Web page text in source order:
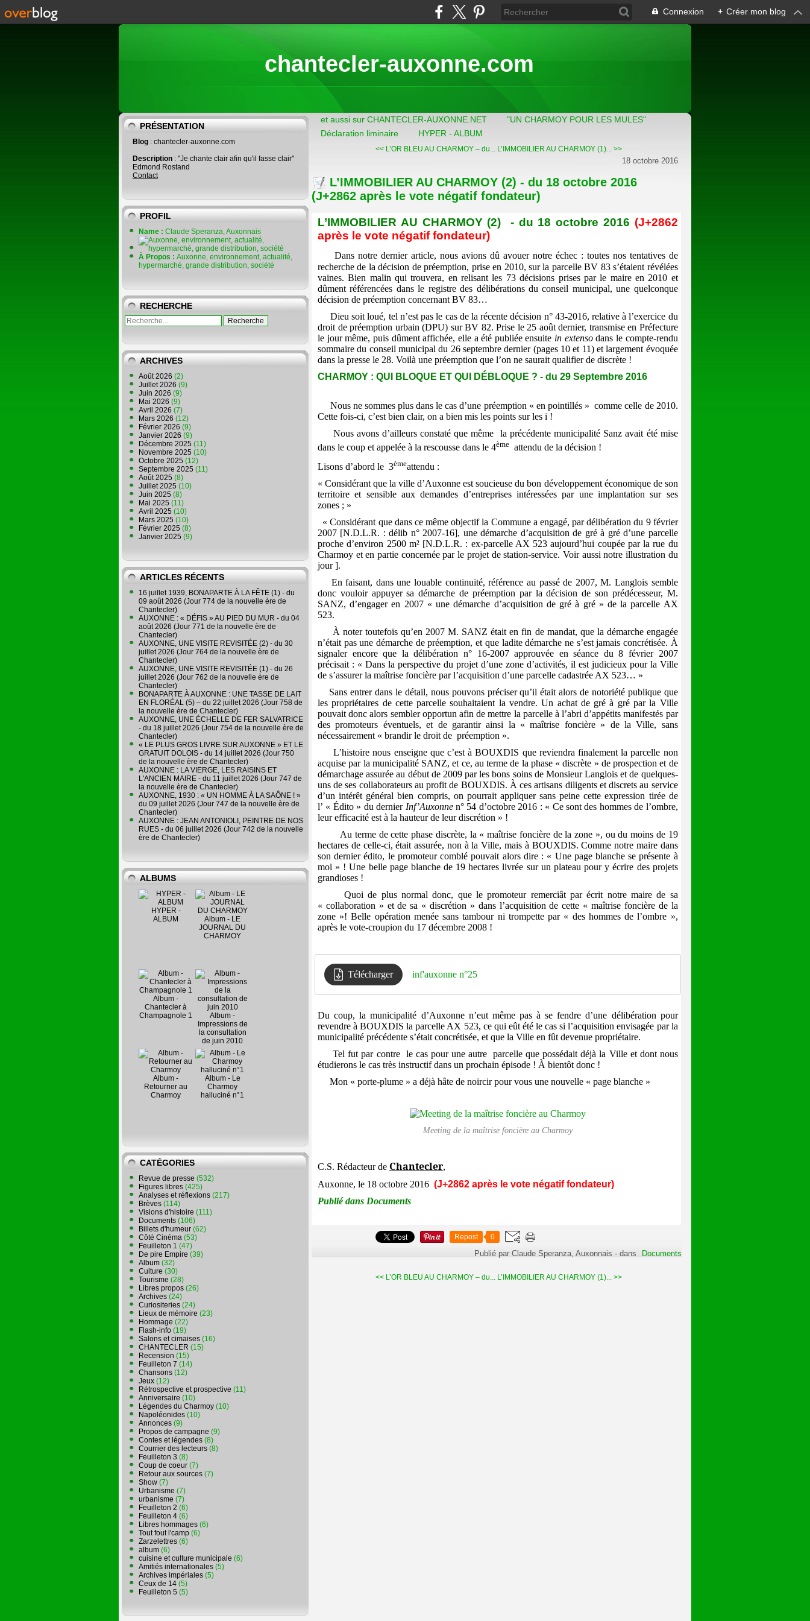
Connexion + Créer mon blog
chantecler-auxonne.com
PRÉSENTATION
Blog : chantecler-auxonne.com
Description : "Je chante clair afin qu'il fasse clair"
Edmond Rostand
Contact
PROFIL
Name : Claude Speranza, Auxonnais
À Propos : Auxonne, environnement, actualité,
hypermarché, grande distribution, société
RECHERCHE
ARCHIVES
Août 2026 (2)
Juillet 2026 (9)
Juin 2026 (9)
Mai 2026 (9)
Avril 2026 (7)
Mars 2026 (12)
Février 2026 (9)
Janvier 2026 (9)
Décembre 2025 (11)
Novembre 2025 (10)
Octobre 2025 (12)
Septembre 2025 (11)
Août 2025 (8)
Juillet 2025 (10)
Juin 2025 (8)
Mai 2025 (11)
Avril 2025 (10)
Mars 2025 (10)
Février 2025 (8)
Janvier 2025 (9)
ARTICLES RÉCENTS
16 juillet 1939, BONAPARTE À LA FÊTE (1) - du
09 août 2026 (Jour 774 de la nouvelle ère de
Chantecler)
AUXONNE : « DÉFIS » AU PIED DU MUR - du 04
août 2026 (Jour 771 de la nouvelle ère de
Chantecler)
AUXONNE, UNE VISITE REVISITÉE (2) - du 30
juillet 2026 (Jour 764 de la nouvelle ère de
Chantecler)
AUXONNE, UNE VISITE REVISITÉE (1) - du 26
juillet 2026 (Jour 762 de la nouvelle ère de
Chantecler)
BONAPARTE À AUXONNE : UNE TASSE DE LAIT
EN FLORÉAL (5) – du 22 juillet 2026 (Jour 758 de
la nouvelle ère de Chantecler)
AUXONNE, UNE ÉCHELLE DE FER SALVATRICE
- du 18 juillet 2026 (Jour 754 de la nouvelle ère de
Chantecler)
« LE PLUS GROS LIVRE SUR AUXONNE » ET LE
GRATUIT DOLOIS - du 14 juillet 2026 (Jour 750
de la nouvelle ère de Chantecler)
AUXONNE : LA VIERGE, LES RAISINS ET
L'ANCIEN MAIRE - du 11 juillet 2026 (Jour 747 de
la nouvelle ère de Chantecler)
AUXONNE, 1930 : « UN HOMME À LA SAÔNE ! »
du 09 juillet 2026 (Jour 747 de la nouvelle ère de
Chantecler)
AUXONNE : JEAN ANTONIOLI, PEINTRE DE NOS
RUES - du 06 juillet 2026 (Jour 742 de la nouvelle
ère de Chantecler)
ALBUMS
HYPER -
ALBUM
Album - LE
JOURNAL DU
CHARMOY
Album -
Chantecler à
Champagnole 1
Album -
Impressions de
la consultation
de juin 2010
Album -
Retourner au
Charmoy
Album - Le
Charmoy
halluciné n°1
CATÉGORIES
Revue de presse (532)
Figures libres (425)
Analyses et réflexions (217)
Brèves (114)
Visions d'histoire (111)
Documents (106)
Billets d'humeur (62)
Côté Cinéma (53)
Feuilleton 1 (47)
De pire Empire (39)
Album (32)
Culture (30)
Tourisme (28)
Libres propos (26)
Archives (24)
Curiositeries (24)
Lieux de mémoire (23)
Hommage (22)
Flash-info (19)
Salons et cimaises (16)
CHANTECLER (15)
Recension (15)
Feuilleton 7 (14)
Chansons (12)
Jeux (12)
Rétrospective et prospective (11)
Anniversaire (10)
Légendes du Charmoy (10)
Napoléonides (10)
Annonces (9)
Propos de campagne (9)
Contes et légendes (8)
Courrier des lecteurs (8)
Feuilleton 3 (8)
Coup de coeur (7)
Retour aux sources (7)
Show (7)
Urbanisme (7)
urbanisme (7)
Feuilleton 2 (6)
Feuilleton 4 (6)
Libres hommages (6)
Tout fout l'camp (6)
Zarzelettres (6)
album (6)
cuisine et culture municipale (6)
Amitiés internationales (5)
Archives impériales (5)
Ceux de 14 (5)
Feuilleton 5 (5)
et aussi sur CHANTECLER-AUXONNE.NET
"UN CHARMOY POUR LES MULES"
Déclaration liminaire
HYPER - ALBUM
<< L’OR BLEU AU CHARMOY – du... L’IMMOBILIER AU CHARMOY (1)... >>
18 octobre 2016
L’IMMOBILIER AU CHARMOY (2) - du 18 octobre 2016
(J+2862 après le vote négatif fondateur)
L’IMMOBILIER AU CHARMOY (2) - du 18 octobre 2016 (J+2862
après le vote négatif fondateur)
Dans notre dernier article, nous avions dû avouer notre échec : toutes nos tentatives de
recherche de la décision de préemption, prise en 2010, sur la parcelle BV 83 s’étaient révélées
vaines. Bien malin qui trouvera, en relisant les 73 décisions prises par le maire en 2010 et
dûment référencées dans le registre des délibérations du conseil municipal, une quelconque
décision de préemption concernant BV 83…
Dieu soit loué, tel n’est pas le cas de la récente décision n° 43-2016, relative à l’exercice du
droit de préemption urbain (DPU) sur BV 82. Prise le 25 août dernier, transmise en Préfecture
le jour même, puis dûment affichée, elle a été publiée ensuite in extensodans le compte-rendu
sommaire du conseil municipal du 26 septembre dernier (pages 10 et 11) et largement évoquée
dans la presse le 28. Voilà une préemption que l’on ne saurait qualifier de discrète !
CHARMOY : QUI BLOQUE ET QUI DÉBLOQUE ? - du 29 Septembre 2016
Nous ne sommes plus dans le cas d’une préemption « en pointillés » comme celle de 2010.
Cette fois-ci, c’est bien clair, on a bien mis les points sur les i !
Nous avons d’ailleurs constaté que même
la précédente municipalité Sanz avait été mise
dans le coup et appelée à la rescousse dans le 4ème attendu de la décision !
Lisons d’abord le 3èmeattendu :
« Considérant que la ville d’Auxonne est soucieuse du bon développement économique de son
territoire et sensible aux demandes d’entreprises intéressées par une implantation sur ses
zones ; »
« Considérant que dans ce même objectif la Commune a engagé, par délibération du 9 février
2007 [N.D.L.R. : délib n° 2007-16], une démarche d’acquisition de gré à gré d’une parcelle
proche d’environ 2500 m² [N.D.L.R. : ex-parcelle AX 523 aujourd’hui coupée par la rue du
Charmoy et en partie concernée par le projet de station-service. Voir aussi notre illustration du
jour ].
En faisant, dans une louable continuité, référence au passé de 2007, M. Langlois semble
donc vouloir appuyer sa démarche de préemption par la décision de son prédécesseur, M.
SANZ, d’engager en 2007 « une démarche d’acquisition de gré à gré » de la parcelle AX
523.
À noter toutefois qu’en 2007 M. SANZ était en fin de mandat, que la démarche engagée
n’était pas une démarche de préemption, et que ladite démarche ne s’est jamais concrétisée. À
signaler encore que la délibération n° 16-2007 approuvée en séance du 8 février 2007
précisait : « Dans la perspective du projet d’une zone d’activités, il est judicieux pour la Ville
de s’assurer la maîtrise foncière par l’acquisition d’une parcelle cadastrée AX 523… »
Sans entrer dans le détail, nous pouvons préciser qu’il était alors de notoriété publique que
les propriétaires de cette parcelle souhaitaient la vendre. Un achat de gré à gré par la Ville
pouvait donc alors sembler opportun afin de mettre la parcelle à l’abri d’appétits manifestés par
des promoteurs éventuels, et de garantir ainsi la « maîtrise foncière » de la Ville, sans
nécessairement « brandir le droit de préemption ».
L’histoire nous enseigne que c’est à BOUXDIS que reviendra finalement la parcelle non
acquise par la municipalité SANZ, et ce, au terme de la phase « discrète » de prospection et de
démarchage assurée au début de 2009 par les bons soins de Monsieur Langlois et de quelques-
uns de ses collaborateurs au profit de BOUXDIS. À ces artisans diligents et discrets au service
d’un intérêt général bien compris, on pourrait appliquer sans peine cette expression tirée de
l’ « Édito » du dernier Inf’Auxonne n° 54 d’octobre 2016 : « Ce sont des hommes de l’ombre,
leur efficacité est à la hauteur de leur discrétion » !
Au terme de cette phase discrète, la « maîtrise foncière de la zone », ou du moins de 19
hectares de celle-ci, était assurée, non à la Ville, mais à BOUXDIS. Comme notre maire dans
son dernier édito, le promoteur comblé pouvait alors dire : « Une page blanche se présente à
moi » ! Une belle page blanche de 19 hectares livrée sur un plateau pour y écrire des projets
grandioses !
Quoi de plus normal donc, que le promoteur remerciât par écrit notre maire de sa
« collaboration » et de sa « discrétion » dans l’acquisition de cette « maîtrise foncière de la
zone »! Belle opération menée sans tambour ni trompette par « des hommes de l’ombre »,
après le vote-croupion du 17 décembre 2008 !
Télécharger inf'auxonne n°25
Du coup, la municipalité d’Auxonne n’eut même pas à se fendre d’une délibération pour
revendre à BOUXDIS la parcelle AX 523, ce qui eût été le cas si l’acquisition envisagée par la
municipalité précédente s’était concrétisée, et que la Ville en fût devenue propriétaire.
Tel fut par contre
le cas pour une autre parcelle que possédait déjà la Ville et dont nous
étudierons le cas très instructif dans un prochain épisode ! À bientôt donc !
Mon « porte-plume » a déjà hâte de noircir pour vous une nouvelle « page blanche »
Meeting de la maîtrise foncière au Charmoy
C.S. Rédacteur de Chantecler,
Auxonne, le 18 octobre 2016 (J+2862 après le vote négatif fondateur)
Publié dans Documents
Repost 0
Publié par Claude Speranza, Auxonnais -dans Documents
<< L’OR BLEU AU CHARMOY – du... L’IMMOBILIER AU CHARMOY (1)... >>